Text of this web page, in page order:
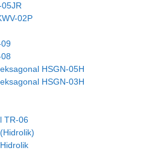
02P
HSGN-05H
HSGN-03H
TR-06